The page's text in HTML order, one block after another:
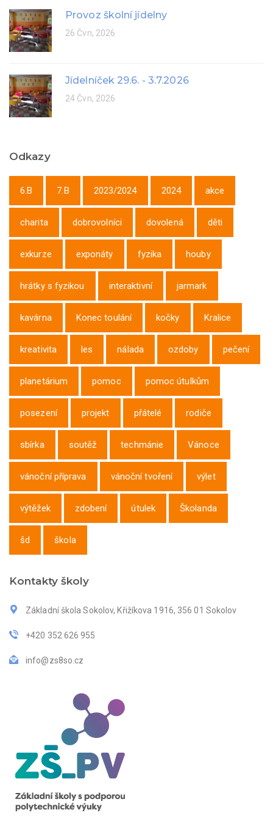
Provoz školní jídelny
26 Čvn, 2026
Jídelníček 29.6. - 3.7.2026
24 Čvn, 2026
Odkazy
6.B 7.B 2023/2024 2024 akce
charita dobrovolníci dovolená děti
exkurze exponáty fyzika houby
hrátky s fyzikou interaktivní jarmark
kavárna Konec toulání kočky Kralice
kreativita les nálada ozdoby pečení
planetárium pomoc pomoc útulkům
posezení projekt přátelé rodiče
sbírka soutěž techmánie Vánoce
vánoční příprava vánoční tvoření výlet
výtěžek zdobení útulek Školanda
šd škola
Kontakty školy
Základní škola Sokolov, Křižíkova 1916, 356 01 Sokolov
+420 352 626 955
info@zs8so.cz